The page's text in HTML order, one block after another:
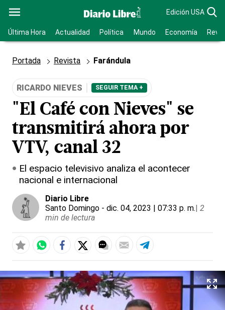
Edición USA
Última Hora Actualidad Política Mundo Economía
Portada Revista Farándula
RICARDO NIEVES SEGUIR TEMA +
"El Café con Nieves" se
transmitirá ahora por
VTV, canal 32
El espacio televisivo analiza el acontecer
nacional e internacional
Diario Libre
Santo Domingo - dic. 04, 2023 | 07:33 p. m.| 2
min de lectura